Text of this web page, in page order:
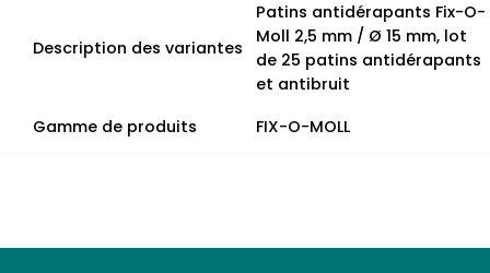
Description des variantes
Patins antidérapants Fix-O-
Moll 2,5 mm / Ø 15 mm, lot
de 25 patins antidérapants
et antibruit
Gamme de produits
FIX-O-MOLL